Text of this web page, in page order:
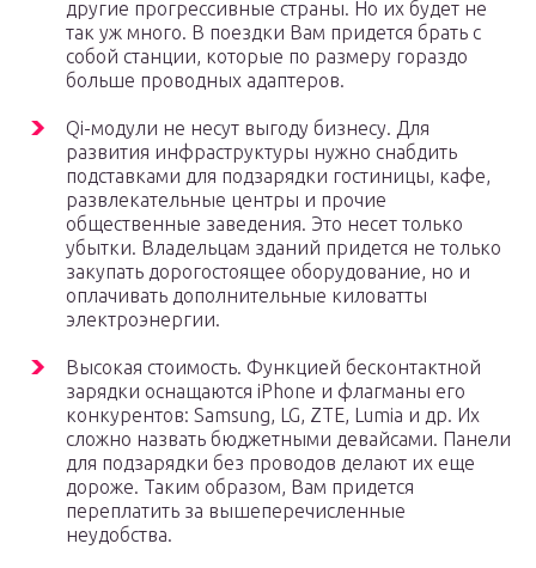
другие прогрессивные страны. Но их будет не
так уж много. В поездки Вам придется брать с
собой станции, которые по размеру гораздо
больше проводных адаптеров.
Qi-модули не несут выгоду бизнесу. Для
развития инфраструктуры нужно снабдить
подставками для подзарядки гостиницы, кафе,
развлекательные центры и прочие
общественные заведения. Это несет только
убытки. Владельцам зданий придется не только
закупать дорогостоящее оборудование, но и
оплачивать дополнительные киловатты
электроэнергии.
Высокая стоимость. Функцией бесконтактной
зарядки оснащаются iPhone и флагманы его
конкурентов: Samsung, LG, ZTE, Lumia и др. Их
сложно назвать бюджетными девайсами. Панели
для подзарядки без проводов делают их еще
дороже. Таким образом, Вам придется
переплатить за вышеперечисленные
неудобства.